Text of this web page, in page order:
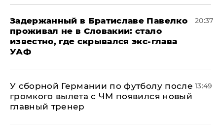
Задержанный в Братиславе Павелко
проживал не в Словакии: стало
известно, где скрывался экс-глава
УАФ
20:37
У сборной Германии по футболу после
громкого вылета с ЧМ появился новый
главный тренер
13:49